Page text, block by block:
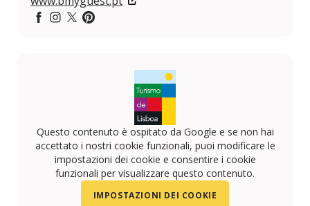
Questo contenuto è ospitato da Google e se non hai
accettato i nostri cookie funzionali, puoi modificare le
impostazioni dei cookie e consentire i cookie
funzionali per visualizzare questo contenuto.
IMPOSTAZIONI DEI COOKIE